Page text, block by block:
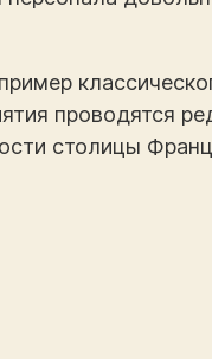
проводятся
столицы